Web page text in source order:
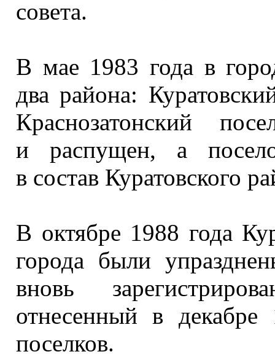
совета.
В мае 1983 года в
два района:
Краснозатонский
и распущен,
а
в состав Куратовского
В октябре 1988 года
города были
вновь
отнесенныйв декабре
поселков.